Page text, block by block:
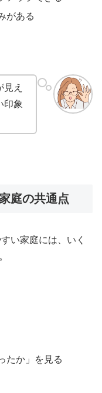
がある
え
印象
庭の共通点
い家庭には、いく
たか」を見る